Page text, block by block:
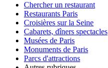
Chercher un restaurant
Restaurants Paris
Croisières sur la Seine
Cabarets, dîners spectacles
Musées de Paris
Monuments de Paris
Parcs d'attractions